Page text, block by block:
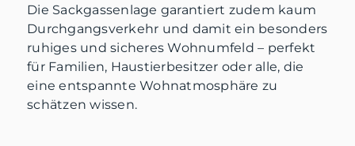
Die Sackgassenlage garantiert zudem kaum
Durchgangsverkehr und damit ein besonders
ruhiges und sicheres Wohnumfeld – perfekt
für Familien, Haustierbesitzer oder alle, die
eine entspannte Wohnatmosphäre zu
schätzen wissen.